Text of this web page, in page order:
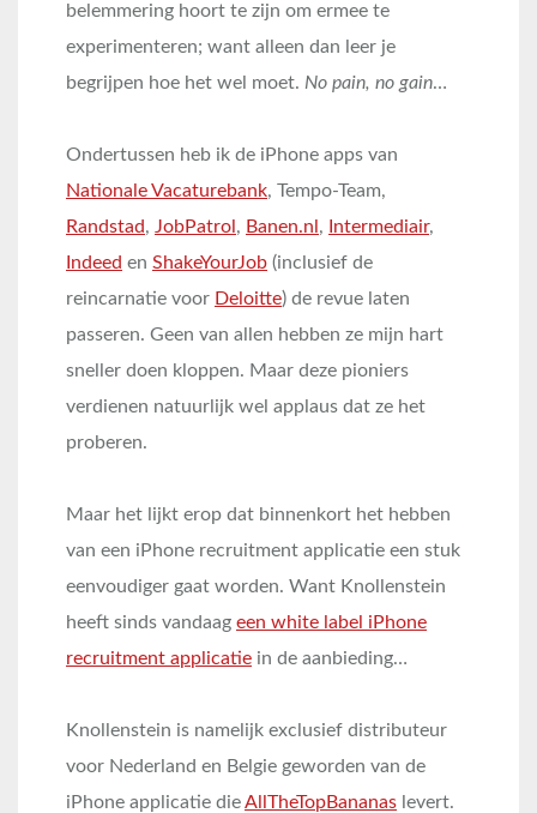
belemmering hoort te zijn om ermee te
experimenteren; want alleen dan leer je
begrijpen hoe het wel moet. No pain, no gain…
Ondertussen heb ik de iPhone apps van
Nationale Vacaturebank, Tempo-Team,
Randstad, JobPatrol , Banen.nl , Intermediair,
Indeed en ShakeYourJob (inclusief de
reincarnatie voor Deloitte) de revue laten
passeren. Geen van allen hebben ze mijn hart
sneller doen kloppen. Maar deze pioniers
verdienen natuurlijk wel applaus dat ze het
proberen.
Maar het lijkt erop dat binnenkort het hebben
van een iPhone recruitment applicatie een stuk
eenvoudiger gaat worden. Want Knollenstein
heeft sinds vandaag een white label iPhone
recruitment applicatie in de aanbieding…
Knollenstein is namelijk exclusief distributeur
voor Nederland en Belgie geworden van de
iPhone applicatie dieAllTheTopBananas levert.